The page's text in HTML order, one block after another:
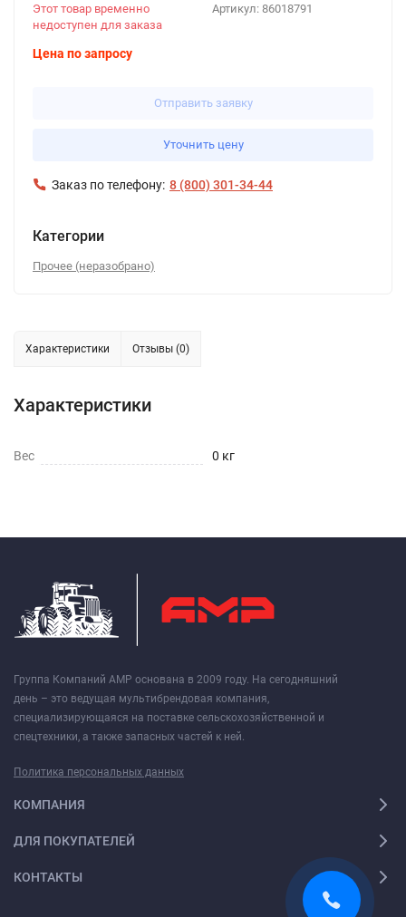
Артикул: 86018791
Этот товар временно
недоступен для заказа
Цена по запросу
Отправить заявку
Уточнить цену
Заказ по телефону: 8 (800) 301-34-44
Категории
Прочее (неразобрано)
Характеристики Отзывы (0)
Характеристики
Вес 0 кг
Группа Компаний АМР основана в 2009 году. На сегодняшний
день – это ведущая мультибрендовая компания,
специализирующаяся на поставке сельскохозяйственной и
спецтехники, а также запасных частей к ней.
Политика персональных данных
КОМПАНИЯ
ДЛЯ ПОКУПАТЕЛЕЙ
КОНТАКТЫ